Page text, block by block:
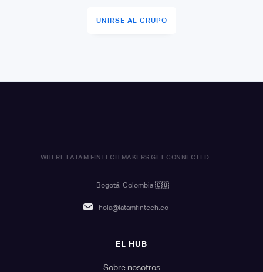
UNIRSE AL GRUPO
WHERE LATAM FINTECH MAKERS GET CONNECTED.
Bogotá, Colombia 🇨🇴
hola@latamfintech.co
EL HUB
Sobre nosotros